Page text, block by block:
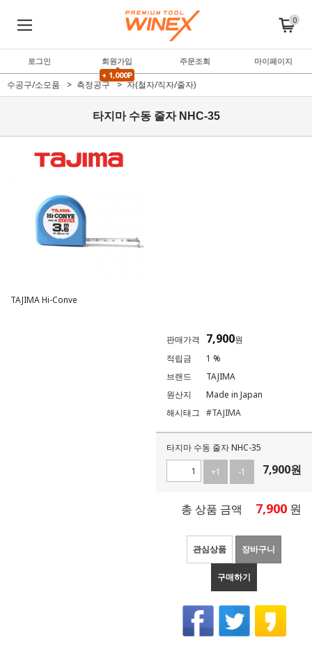
0
로그인
회원가입
+ 1,000P
주문조회 마이페이지
수공구/소모품 측정공구 자(철자/직자/줄자)
타지마 수동 줄자 NHC-35
TAJIMA Hi-Conve
판매가격 7,900원
적립금
1 %
브랜드
TAJIMA
원산지
Made in Japan
해시태그 #TAJIMA
타지마 수동 줄자 NHC-35
+1 -1 7,900원
총 상품 금액 7,900 원
관심상품 장바구니
구매하기